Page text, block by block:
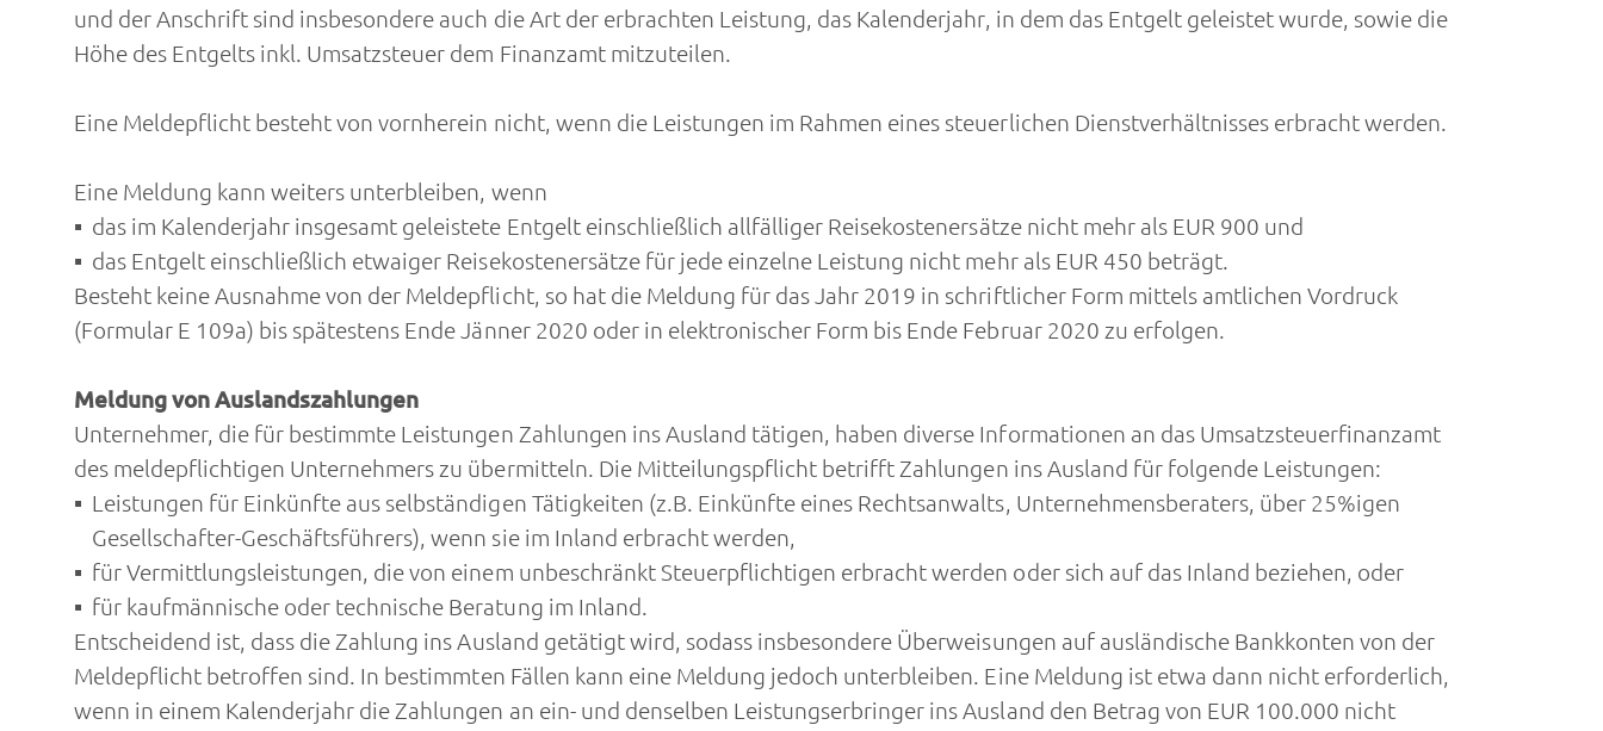
und der Anschrift sind insbesondere auch die Art der erbrachten Leistung, das Kalenderjahr, in dem das Entgelt geleistet wurde, sowie die
Höhe des Entgelts inkl. Umsatzsteuer dem Finanzamt mitzuteilen.
Eine Meldepflicht besteht von vornherein nicht, wenn die Leistungen im Rahmen eines steuerlichen Dienstverhältnisses erbracht werden.
Eine Meldung kann weiters unterbleiben, wenn
das im Kalenderjahr insgesamt geleistete Entgelt einschließlich allfälliger Reisekostenersätze nicht mehr als EUR 900 und
das Entgelt einschließlich etwaiger Reisekostenersätze für jede einzelne Leistung nicht mehr als EUR 450 beträgt.
Besteht keine Ausnahme von der Meldepflicht, so hat die Meldung für das Jahr 2019 in schriftlicher Form mittels amtlichen Vordruck
(Formular E 109a) bis spätestens Ende Jänner 2020 oder in elektronischer Form bis Ende Februar 2020 zu erfolgen.
Meldung von Auslandszahlungen
Unternehmer, die für bestimmte Leistungen Zahlungen ins Ausland tätigen, haben diverse Informationen an das Umsatzsteuerfinanzamt
des meldepflichtigen Unternehmers zu übermitteln. Die Mitteilungspflicht betrifft Zahlungen ins Ausland für folgende Leistungen:
Leistungen für Einkünfte aus selbständigen Tätigkeiten (z.B. Einkünfte eines Rechtsanwalts, Unternehmensberaters, über 25%igen
Gesellschafter-Geschäftsführers), wenn sie im Inland erbracht werden,
für Vermittlungsleistungen, die von einem unbeschränkt Steuerpflichtigen erbracht werden oder sich auf das Inland beziehen, oder
für kaufmännische oder technische Beratung im Inland.
Entscheidend ist, dass die Zahlung ins Ausland getätigt wird, sodass insbesondere Überweisungen auf ausländische Bankkonten von der
Meldepflicht betroffen sind. In bestimmten Fällen kann eine Meldung jedoch unterbleiben. Eine Meldung ist etwa dann nicht erforderlich,
wenn in einem Kalenderjahr die Zahlungen an ein- und denselben Leistungserbringer ins Ausland den Betrag von EUR 100.000 nicht